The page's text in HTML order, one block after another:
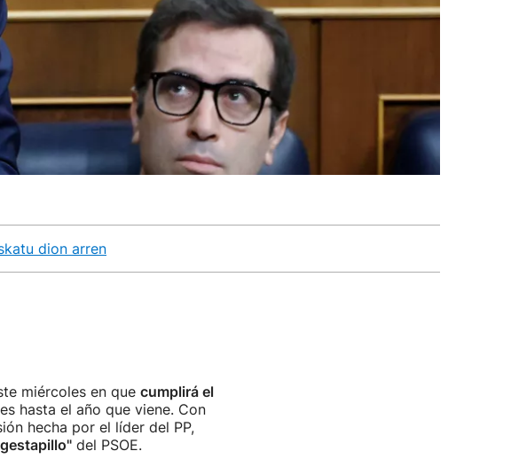
dion arren
miércoles en que cumplirá el
hasta el año que viene. Con
hecha por el líder del PP,
del PSOE.